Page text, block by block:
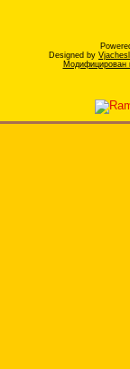
Designed by
Модифицирован